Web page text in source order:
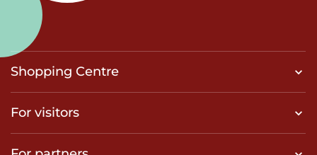
Shopping Centre
For visitors